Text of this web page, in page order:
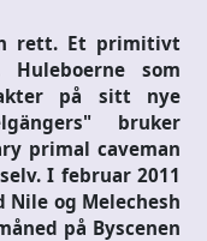
rett. Et primitivt
som
på sitt nye
bruker
primal caveman
I februar 2011
og Melechesh
på Byscenen